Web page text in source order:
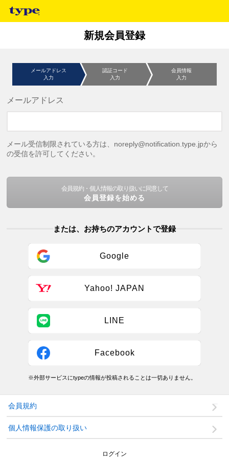
新規会員登録
メールアドレス
入力
認証コード
入力
会員情報
入力
メールアドレス
メール受信制限されている方は、noreply@notification.type.jpから
の受信を許可してください。
会員規約・個人情報の取り扱いに同意して
会員登録を始める
または、お持ちのアカウントで登録
Google
Yahoo! JAPAN
LINE
Facebook
※外部サービスにtypeの情報が投稿されることは一切ありません。
会員規約
個人情報保護の取り扱い
ログイン